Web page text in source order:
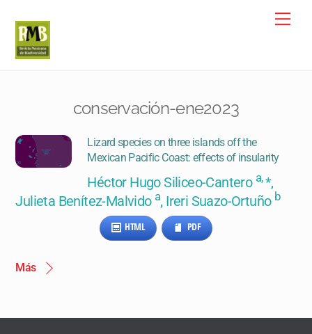
content
conservación-ene2023
Lizard species on three islands off the
Mexican Pacific Coast: effects of insularity
Héctor Hugo Siliceo-Cantero a,*,
Julieta Benítez-Malvido a, Ireri Suazo-Ortuño b
HTML PDF
Más